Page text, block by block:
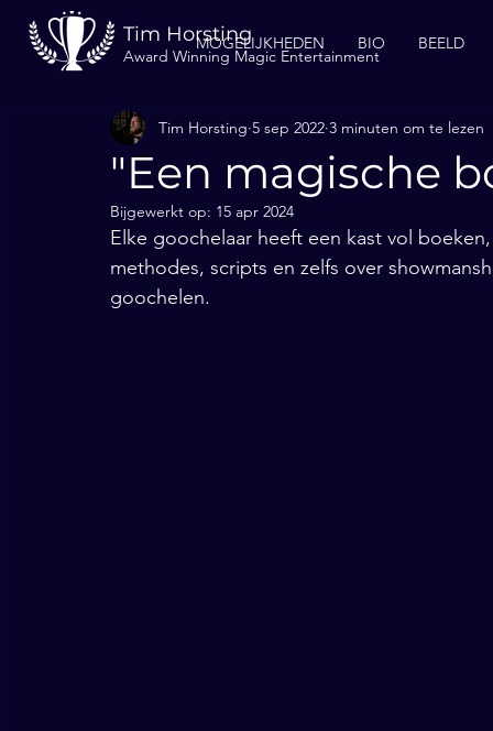
Tim Horsting
Award Winning Magic Entertainment
MOGELIJKHEDEN BIO BEELD
"Een magische
Tim Horsting 5 sep 2022 3 minuten om te lezen
Bijgewerkt op: 15 apr 2024
Elke goochelaar heeft een kast vol
methodes, scripts en zelfs over
goochelen.